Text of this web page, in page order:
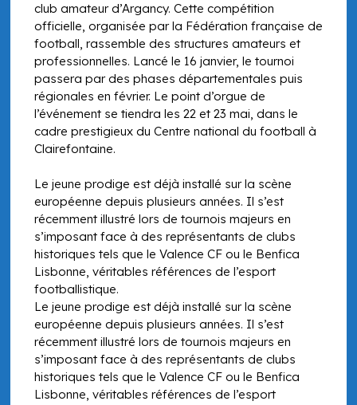
club amateur d’Argancy. Cette compétition
officielle, organisée par la Fédération française de
football, rassemble des structures amateurs et
professionnelles. Lancé le 16 janvier, le tournoi
passera par des phases départementales puis
régionales en février. Le point d’orgue de
l’événement se tiendra les 22 et 23 mai, dans le
cadre prestigieux du Centre national du football à
Clairefontaine.
Le jeune prodige est déjà installé sur la scène
européenne depuis plusieurs années. Il s’est
récemment illustré lors de tournois majeurs en
s’imposant face à des représentants de clubs
historiques tels que le Valence CF ou le Benfica
Lisbonne, véritables références de l’esport
footballistique.
Le jeune prodige est déjà installé sur la scène
européenne depuis plusieurs années. Il s’est
récemment illustré lors de tournois majeurs en
s’imposant face à des représentants de clubs
historiques tels que le Valence CF ou le Benfica
Lisbonne, véritables références de l’esport